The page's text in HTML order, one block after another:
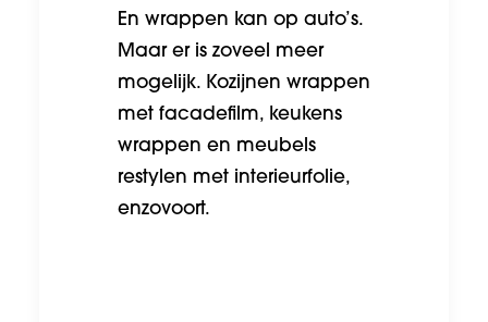
En wrappen kan op auto’s.
Maar er is zoveel meer
mogelijk. Kozijnen wrappen
met facadefilm, keukens
wrappen en meubels
restylen met interieurfolie,
enzovoort.